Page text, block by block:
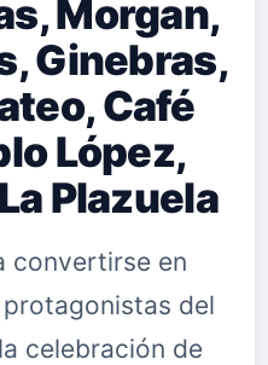
Morgan,
Ginebras,
Café
López,
Plazuela
convertirse en
del
celebración de